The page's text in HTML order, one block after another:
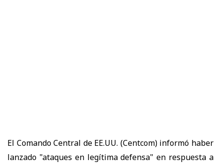
El Comando Central de EE.UU. (Centcom) informó haber
lanzado "ataques en legítima defensa" en respuesta a